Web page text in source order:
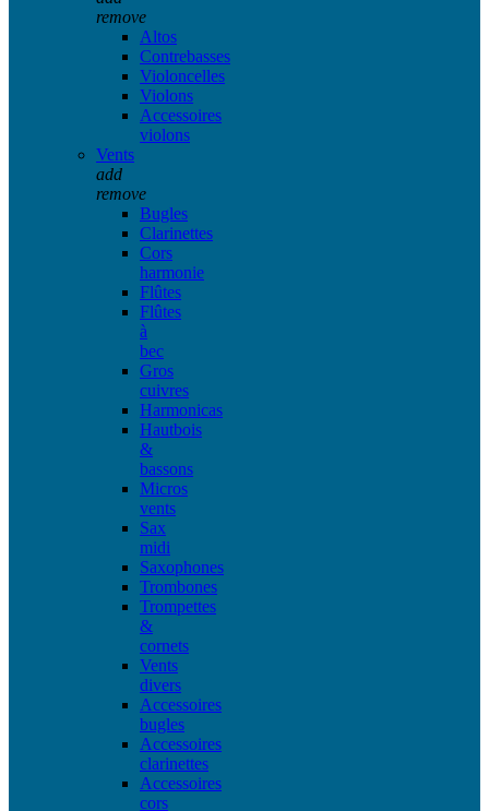
remove
Altos
Contrebasses
Violoncelles
Violons
Accessoires
violons
Vents
add
remove
Bugles
Clarinettes
Cors
harmonie
Flûtes
Flûtes
à
bec
Gros
cuivres
Harmonicas
Hautbois
&
bassons
Micros
vents
Sax
midi
Saxophones
Trombones
Trompettes
&
cornets
Vents
divers
Accessoires
bugles
Accessoires
clarinettes
Accessoires
cors